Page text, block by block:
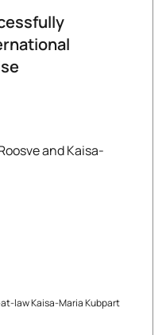
at-law Kaisa-Maria Kubpart